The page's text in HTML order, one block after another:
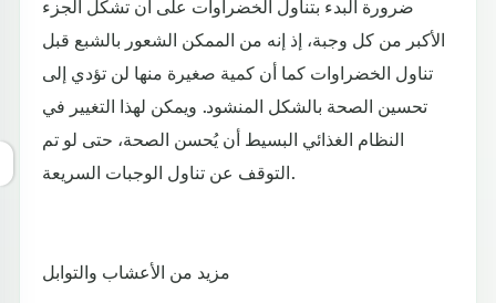
ضرورة البدء بتناول الخضراوات على أن تشكل الجزء
الأكبر من كل وجبة، إذ إنه من الممكن الشعور بالشبع قبل
تناول الخضراوات كما أن كمية صغيرة منها لن تؤدي إلى
تحسين الصحة بالشكل المنشود. ويمكن لهذا التغيير في
النظام الغذائي البسيط أن يُحسن الصحة، حتى لو تم
التوقف عن تناول الوجبات السريعة.
مزيد من الأعشاب والتوابل